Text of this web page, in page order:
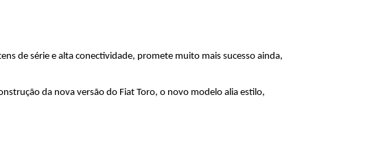
de série e alta conectividade, promete muito mais sucesso ainda,
da nova versão do Fiat Toro, o novo modelo alia estilo,